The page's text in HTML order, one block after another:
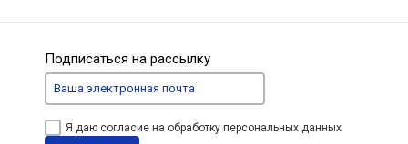
Подписаться на рассылку
Я даю согласие на обработку персональных данных